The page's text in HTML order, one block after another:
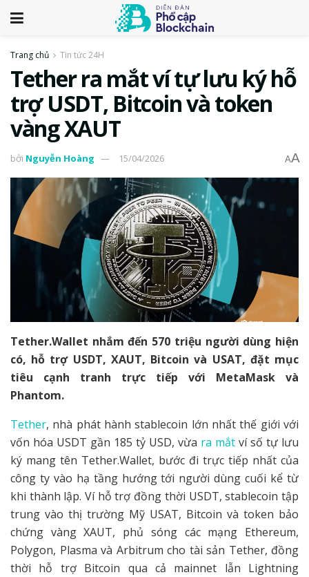
Trang chủ Tin tức 24H
Tether ra mắt ví tự lưu ký hỗ
trợ USDT, Bitcoin và token
vàng XAUT
bởi Nguyễn Hoàng 15/04/2026 AA
Tether.Wallet nhắm đến 570 triệu người dùng hiện
có, hỗ trợ USDT, XAUT, Bitcoin và USAT, đặt mục
tiêu cạnh tranh trực tiếp với MetaMask và
Phantom.
Tether, nhà phát hành stablecoin lớn nhất thế giới với
vốn hóa USDT gần 185 tỷ USD, vừa ra mắt ví số tự lưu
ký mang tên Tether.Wallet, bước đi trực tiếp nhất của
công ty vào hạ tầng hướng tới người dùng cuối kể từ
khi thành lập. Ví hỗ trợ đồng thời USDT, stablecoin tập
trung vào thị trường Mỹ USAT, Bitcoin và token bảo
chứng vàng XAUT, phủ sóng các mạng Ethereum,
Polygon, Plasma và Arbitrum cho tài sản Tether, đồng
thời hỗ trợ Bitcoin qua cả mainnet lẫn Lightning